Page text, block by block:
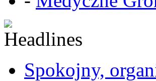
Spokojny,